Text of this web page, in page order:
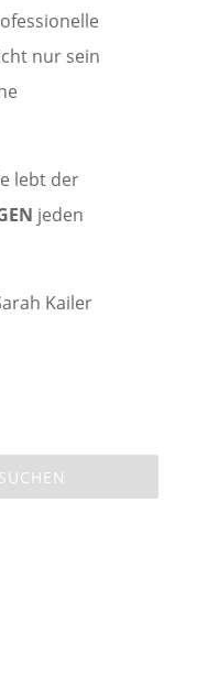
nur sein
lebt der
jeden
Kailer